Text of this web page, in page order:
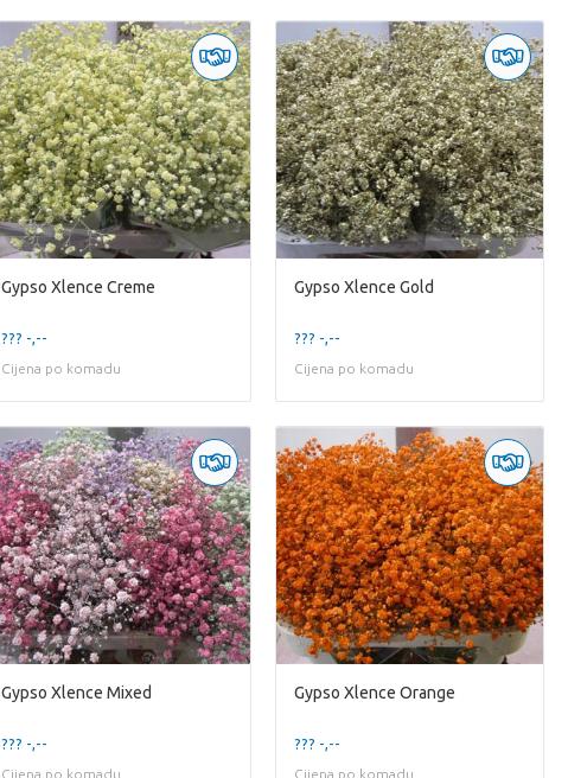
Gypso Xlence Creme
??? -,--
Cijena po komadu
Gypso Xlence Gold
??? -,--
Cijena po komadu
Gypso Xlence Mixed
??? -,--
Cijena po komadu
Gypso Xlence Orange
??? -,--
Cijena po komadu